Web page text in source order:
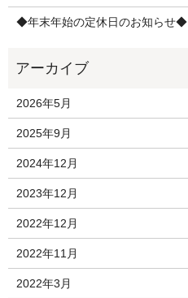
◆年末年始の定休日のお知らせ◆
2026年5月
2025年9月
2024年12月
2023年12月
2022年12月
2022年11月
2022年3月